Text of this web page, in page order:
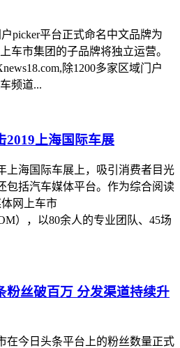
picker平台正式命名中文品牌为
车市集团的子品牌将独立运营。
除1200多家区域门户
频道...
2019上海国际车展
上海国际车展上，吸引消费者目光
包括汽车媒体平台。作为综合阅读
网上车市
），以80余人的专业团队、45场
粉丝破百万 分发渠道持续升
在今日头条平台上的粉丝数量正式